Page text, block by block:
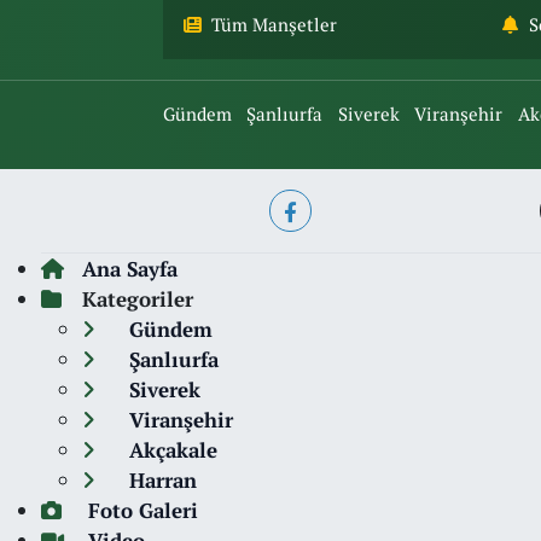
Tüm Manşetler
Gündem Şanlıurfa Siverek Viranşehir
Ana Sayfa
Kategoriler
Gündem
Şanlıurfa
Siverek
Viranşehir
Akçakale
Harran
Foto Galeri